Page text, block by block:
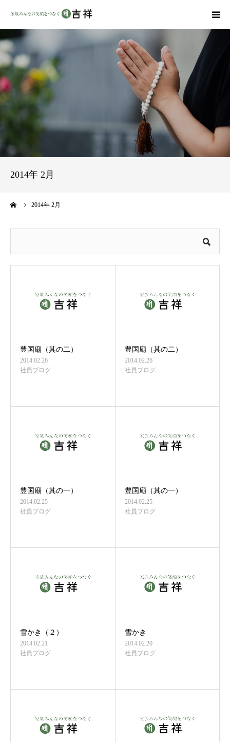
2014年 2月
2014年 2月
豊国廟（其の二）
2014.02.26
社員ブログ
豊国廟（其の二）
2014.02.26
社員ブログ
豊国廟（其の一）
2014.02.25
社員ブログ
豊国廟（其の一）
2014.02.25
社員ブログ
雪かき（２）
2014.02.21
社員ブログ
雪かき
2014.02.20
社員ブログ
商品ラインナップ
墓地・霊園を探す
吉祥の特徴